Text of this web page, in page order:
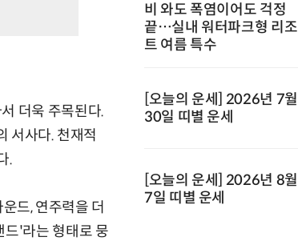
더욱 주목된다.
서사다. 천재적
.
드, 연주력을 더
드'라는 형태로 뭉
비 와도 폭염이어도 걱정
끝…실내 워터파크형 리조
트 여름 특수
[오늘의 운세] 2026년 7월
30일 띠별 운세
[오늘의 운세] 2026년 8월
7일 띠별 운세